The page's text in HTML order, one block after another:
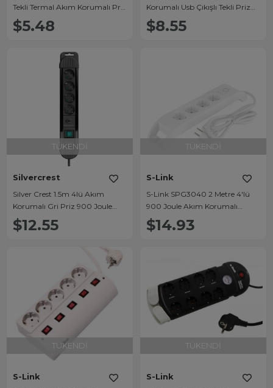
Tekli Termal Akım Korumalı Priz
(10A-2500W) PM-16620
$5.48
Korumalı Usb Çıkışlı Tekli Priz
(16A-3680W)
$8.55
TÜKENDI
Silvercrest
Silver Crest 1.5m 4lü Akım
Korumalı Gri Priz 900 Joule
SCKS04
$12.55
TÜKENDI
S-Link
S-Link SPG3040 2 Metre 4'lü
900 Joule Akım Korumalı
Beyaz Priz
$14.93
TÜKENDI
S-Link
TÜKENDI
S-Link